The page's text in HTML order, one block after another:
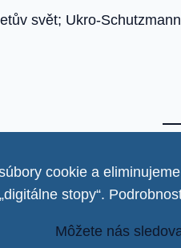
svět; Ukro-
cookie a
stopy“.
Môžete nás